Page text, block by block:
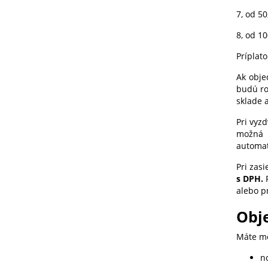
7, od
8, od
Ak
budú
sklade
Pri
Pri
s DPH.
alebo
Máte